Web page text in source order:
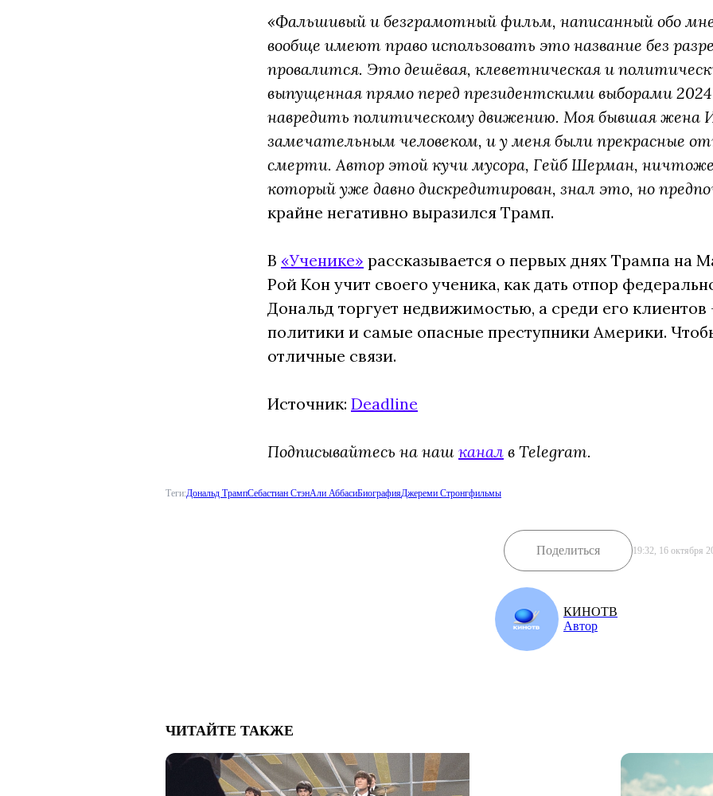
«Фальшивый и безграмотный фильм, написанный обо
вообще имеют право использовать это название без
провалится. Это дешёвая, клеветническая и
выпущенная прямо перед президентскими выборами
навредить политическому движению. Моя бывшая жена
замечательным человеком, и у меня были прекрасные
смерти. Автор этой кучи мусора, Гейб Шерман,
который уже давно дискредитирован, знал это, но
крайне негативно выразился Трамп.
В «Ученике» рассказывается о первых днях Трампа на
Рой Кон учит своего ученика, как дать отпор
Дональд торгует недвижимостью, а среди его
политики и самые опасные преступники Америки.
отличные связи.
Источник: Deadline
Подписывайтесь на наш канал в Telegram.
Теги:Дональд ТрампСебастиан СтэнАли АббасиБиографияДжереми Стронгфильмы
Поделиться 19:32, 16 октября
КИНОТВ
Автор
ЧИТАЙТЕ ТАКЖЕ